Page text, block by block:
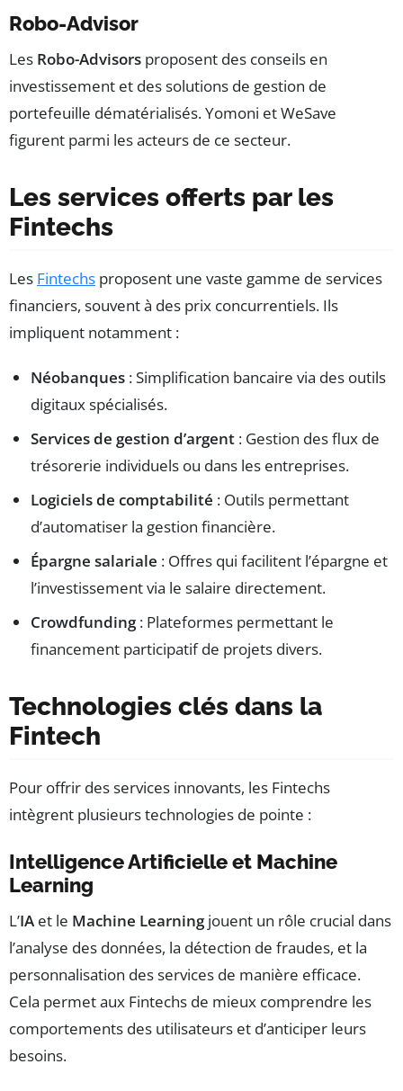
Robo-Advisor
Les Robo-Advisors proposent des conseils en
investissement et des solutions de gestion de
portefeuille dématérialisés. Yomoni et WeSave
figurent parmi les acteurs de ce secteur.
Les services offerts par les
Fintechs
Les Fintechs proposent une vaste gamme de services
financiers, souvent à des prix concurrentiels. Ils
impliquent notamment :
Néobanques : Simplification bancaire via des outils
digitaux spécialisés.
Services de gestion d’argent : Gestion des flux de
trésorerie individuels ou dans les entreprises.
Logiciels de comptabilité : Outils permettant
d’automatiser la gestion financière.
Épargne salariale : Offres qui facilitent l’épargne et
l’investissement via le salaire directement.
Crowdfunding: Plateformes permettant le
financement participatif de projets divers.
Technologies clés dans la
Fintech
Pour offrir des services innovants, les Fintechs
intègrent plusieurs technologies de pointe :
Intelligence Artificielle et Machine
Learning
L’IA et le Machine Learningjouent un rôle crucial dans
l’analyse des données, la détection de fraudes, et la
personnalisation des services de manière efficace.
Cela permet aux Fintechs de mieux comprendre les
comportements des utilisateurs et d’anticiper leurs
besoins.